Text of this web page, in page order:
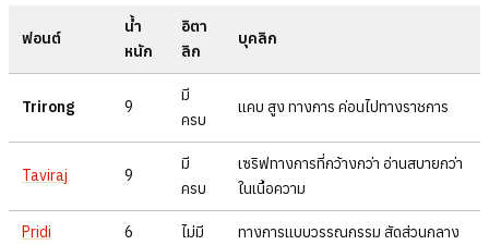
ฟอนต์
น้ำ
หนัก
อิตา
ลิก
บุคลิก
Trirong 9
มี
ครบ
แคบ สูง ทางการ ค่อนไปทางราชการ
Taviraj 9
มี
ครบ
เซริฟทางการที่กว้างกว่า อ่านสบายกว่า
ในเนื้อความ
Pridi 6 ไม่มี ทางการแบบวรรณกรรม สัดส่วนกลาง